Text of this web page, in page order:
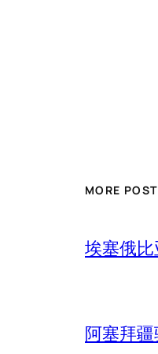
MORE
埃塞俄
阿塞拜